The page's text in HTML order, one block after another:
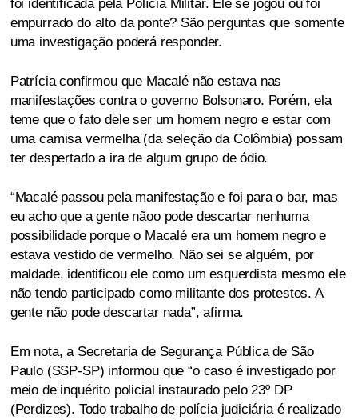
foi identificada pela Polícia Militar. Ele se jogou ou foi
empurrado do alto da ponte? São perguntas que somente
uma investigação poderá responder.
Patrícia confirmou que Macalé não estava nas
manifestações contra o governo Bolsonaro. Porém, ela
teme que o fato dele ser um homem negro e estar com
uma camisa vermelha (da seleção da Colômbia) possam
ter despertado a ira de algum grupo de ódio.
“Macalé passou pela manifestação e foi para o bar, mas
eu acho que a gente nãoo pode descartar nenhuma
possibilidade porque o Macalé era um homem negro e
estava vestido de vermelho. Não sei se alguém, por
maldade, identificou ele como um esquerdista mesmo ele
não tendo participado como militante dos protestos. A
gente não pode descartar nada”, afirma.
Em nota, a Secretaria de Segurança Pública de São
Paulo (SSP-SP) informou que “o caso é investigado por
meio de inquérito policial instaurado pelo 23º DP
(Perdizes). Todo trabalho de polícia judiciária é realizado